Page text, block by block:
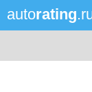
autorating